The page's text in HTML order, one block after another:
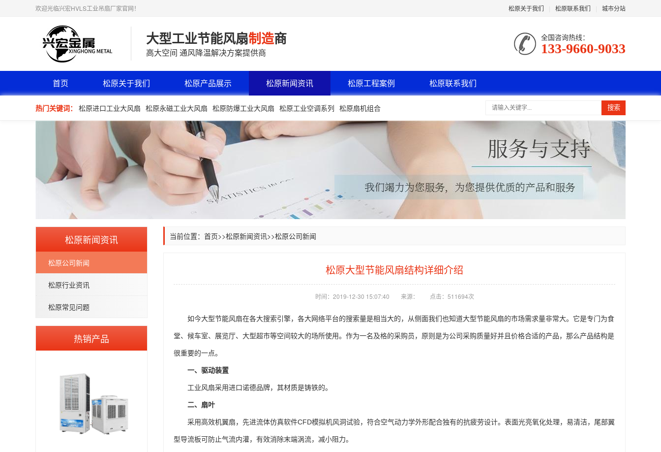
松原关于我们 松原联系我们 城市分站
欢迎光临兴宏HVLS工业吊扇厂家官网！
大型工业节能风扇制造商
高大空间 通风降温解决方案提供商
全国咨询热线：
133-9660-9033
首页 松原关于我们 松原产品展示 松原新闻资讯 松原工程案例 松原联系我们
热门关键词： 松原进口工业大风扇 松原永磁工业大风扇 松原防爆工业大风扇 松原工业空调系列 松原扇机组合 搜索
松原新闻资讯
松原公司新闻
松原行业资讯
松原常见问题
热销产品
当前位置： 首页>>松原新闻资讯>>松原公司新闻
松原大型节能风扇结构详细介绍
时间：2019-12-30 15:07:40 来源： 点击：511694次
如今大型节能风扇在各大搜索引擎，各大网络平台的搜索量是相当大的，从侧面我们也知道大型节能风扇的市场需求量非常大。它是专门为食
堂、候车室、展览厅、大型超市等空间较大的场所使用。作为一名及格的采购员，原则是为公司采购质量好并且价格合适的产品，那么产品结构是
很重要的一点。
一、驱动装置
工业风扇采用进口诺德品牌，其材质是铸铁的。
二、扇叶
采用高效机翼扇，先进流体仿真软件CFD模拟机风洞试验，符合空气动力学外形配合独有的抗疲劳设计。表面光亮氧化处理，易清洁，尾部翼
型导流板可防止气流内灌，有效消除末端涡流，减小阻力。